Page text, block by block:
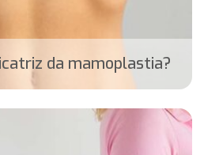
da mamoplastia?